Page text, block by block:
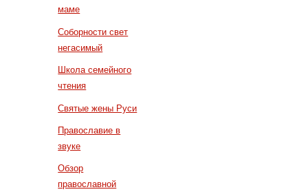
маме
Соборности свет
негасимый
Школа семейного
чтения
Святые жены Руси
Православие в
звуке
Обзор
православной